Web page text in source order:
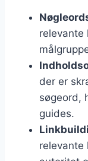
relevante
der er
søgeord,
guides.
relevante